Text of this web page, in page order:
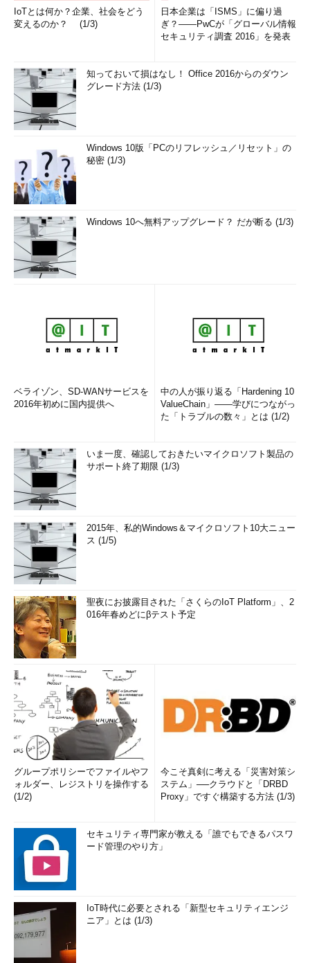
IoTとは何か？企業、社会をどう
変えるのか？ (1/3)
日本企業は「ISMS」に偏り過
ぎ？――PwCが「グローバル情報
セキュリティ調査 2016」を発表
知っておいて損はなし！ Office 2016からのダウン
グレード方法 (1/3)
Windows 10版「PCのリフレッシュ／リセット」の
秘密 (1/3)
Windows 10へ無料アップグレード？ だが断る (1/3)
ベライゾン、SD-WANサービスを
2016年初めに国内提供へ
中の人が振り返る「Hardening 10
ValueChain」――学びにつながっ
た「トラブルの数々」とは (1/2)
いま一度、確認しておきたいマイクロソフト製品の
サポート終了期限 (1/3)
2015年、私的Windows＆マイクロソフト10大ニュー
ス (1/5)
聖夜にお披露目された「さくらのIoT Platform」、2
016年春めどにβテスト予定
グループポリシーでファイルやフ
ォルダー、レジストリを操作する
(1/2)
今こそ真剣に考える「災害対策シ
ステム」──クラウドと「DRBD
Proxy」ですぐ構築する方法 (1/3)
セキュリティ専門家が教える「誰でもできるパスワ
ード管理のやり方」
IoT時代に必要とされる「新型セキュリティエンジ
ニア」とは (1/3)